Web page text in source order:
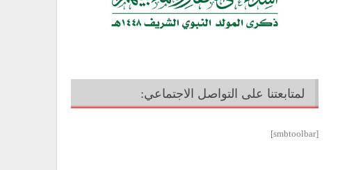
لمتابعتنا على التواصل الاجتماعي:
[smbtoolbar]